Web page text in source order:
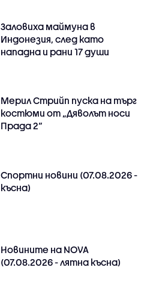
Заловиха маймуна в
Индонезия, след като
нападна и рани 17 души
Мерил Стрийп пуска на търг
костюми от „Дяволът носи
Прада 2“
Спортни новини (07.08.2026 -
късна)
Новините на NOVA
(07.08.2026 - лятна късна)